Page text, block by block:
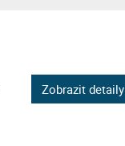
Zobrazit detaily